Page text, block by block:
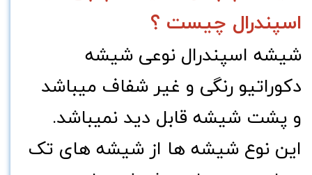
اسپندرال چیست ؟
شیشه اسپندرال نوعی شیشه
دکوراتیو رنگی و غیر شفاف میباشد
و پشت شیشه قابل دید نمیباشد.
این نوع شیشه ها از شیشه های تک